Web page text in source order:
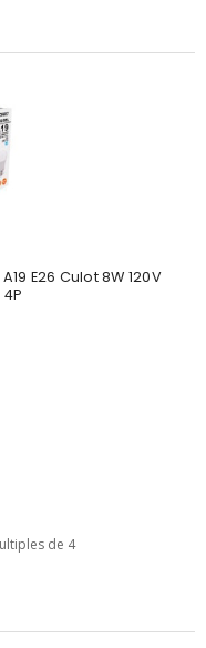
E26 Culot 8W 120V
de 4